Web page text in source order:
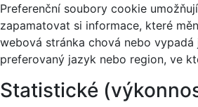
Preferenční soubory cookie
zapamatovat si informace, které
webová stránka chová nebo vypadá
preferovaný jazyk nebo region, ve
Statistické